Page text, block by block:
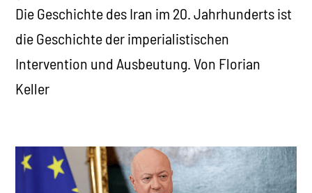
Die Geschichte des Iran im 20. Jahrhunderts ist
die Geschichte der imperialistischen
Intervention und Ausbeutung. Von Florian
Keller